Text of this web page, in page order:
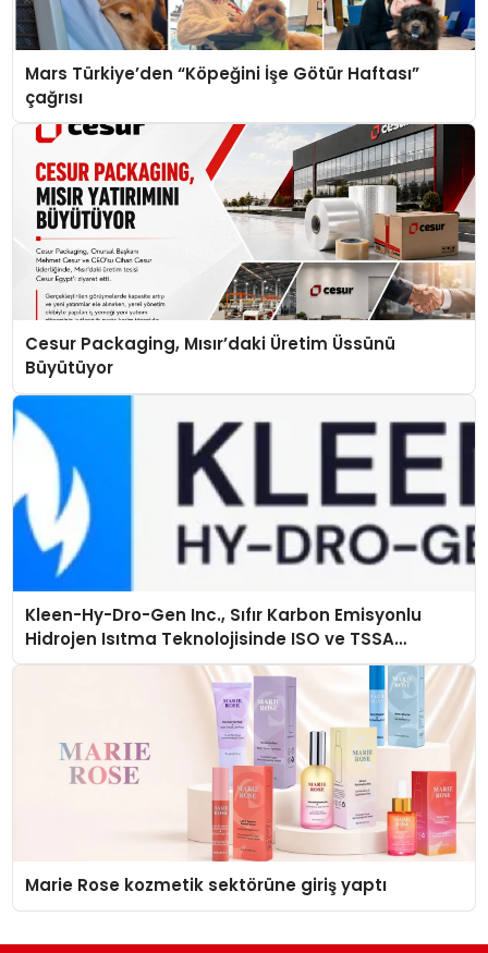
Mars Türkiye’den “Köpeğini İşe Götür Haftası”
çağrısı
Cesur Packaging, Mısır’daki Üretim Üssünü
Büyütüyor
Kleen-Hy-Dro-Gen Inc., Sıfır Karbon Emisyonlu
Hidrojen Isıtma Teknolojisinde ISO ve TSSA
Düzenleyici Onaylarını Aldı
Marie Rose kozmetik sektörüne giriş yaptı